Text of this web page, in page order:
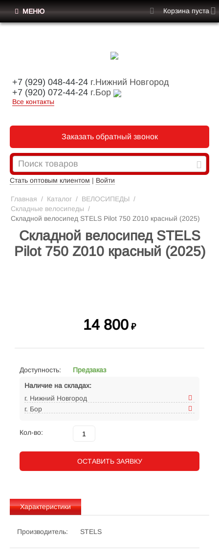
+7 (929) 048-44-24 г.Нижний Новгород
+7 (920) 072-44-24 г.Бор
Все контакты
Заказать обратный звонок
Стать оптовым клиентом | Войти
МЕНЮ Корзина пуста
Главная / Каталог / ВЕЛОСИПЕДЫ /
Складные велосипеды /
Складной велосипед STELS Pilot 750 Z010 красный (2025)
Складной велосипед STELS
Pilot 750 Z010 красный (2025)
14 800 ₽
Доступность:
Предзаказ
Наличие на складах:
г. Нижний Новгород
г. Бор
Кол-во:
ОСТАВИТЬ ЗАЯВКУ
Характеристики
Производитель: STELS